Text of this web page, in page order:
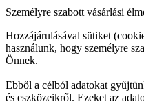
Személyre szabott vásárlási
Hozzájárulásával sütiket
használunk, hogy személyre
Önnek.
Ebből a célból adatokat
és eszközeikről. Ezeket az